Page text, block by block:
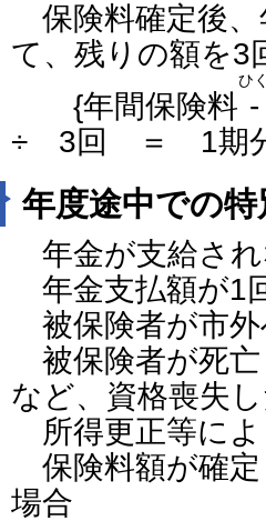
保険料確定後、
て、残りの額を3
{年間保険料 -
ひく
÷ 3回 ＝ 1期
年度途中での
年金が支給さ
年金支払額が1
被保険者が市外
被保険者が死亡
など、資格喪失
所得更正等によ
保険料額が確定
場合